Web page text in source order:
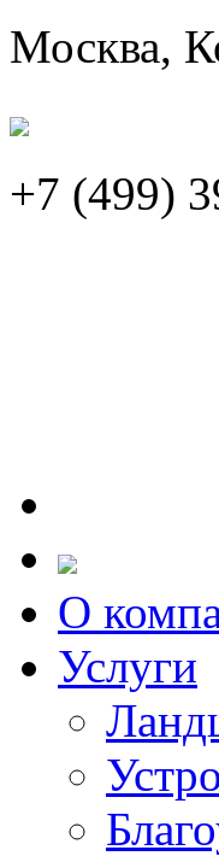
Москва,
+7
О
Услуги